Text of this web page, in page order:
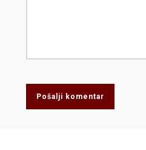
Pošalji komentar